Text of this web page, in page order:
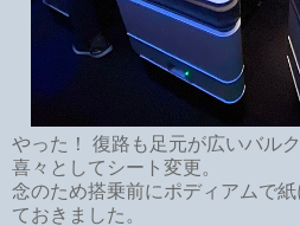
やった！ 復路も足元が広いバル
喜々としてシート変更。
念のため搭乗前にポディアムで
ておきました。